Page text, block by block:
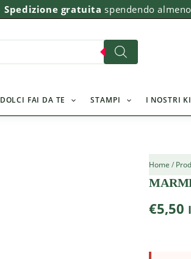
Spedizione gratuita spendendo
DOLCI FAI DA TE STAMPI I NOSTRI
Home /
€5,50
DI